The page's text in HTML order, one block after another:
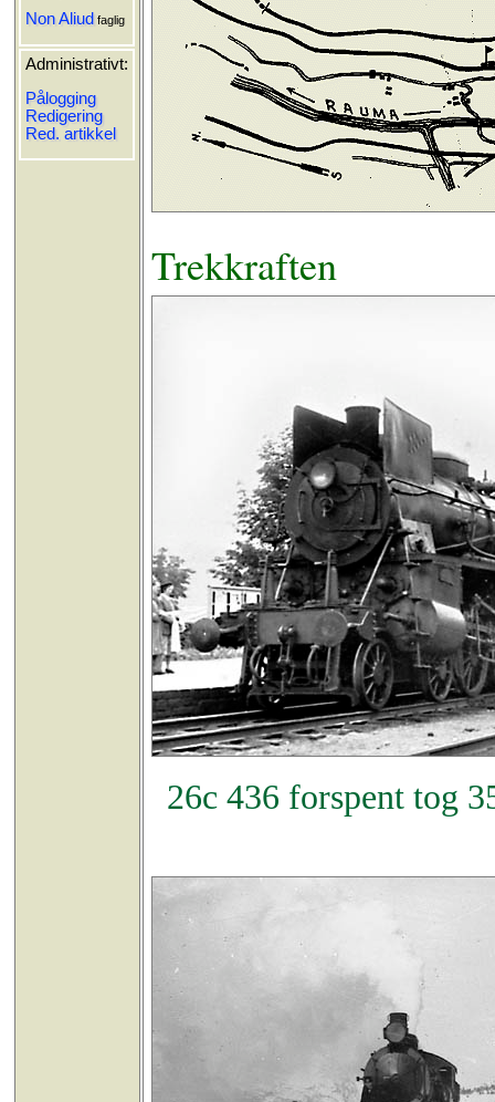
Non Aliud faglig
Administrativt:
Pålogging
Redigering
Red. artikkel
Trekkraften
26c 436 forspent tog